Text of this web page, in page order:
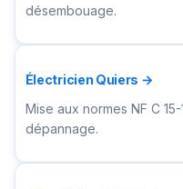
désembouage.
Électricien Quiers →
Mise aux normes NF C
dépannage.